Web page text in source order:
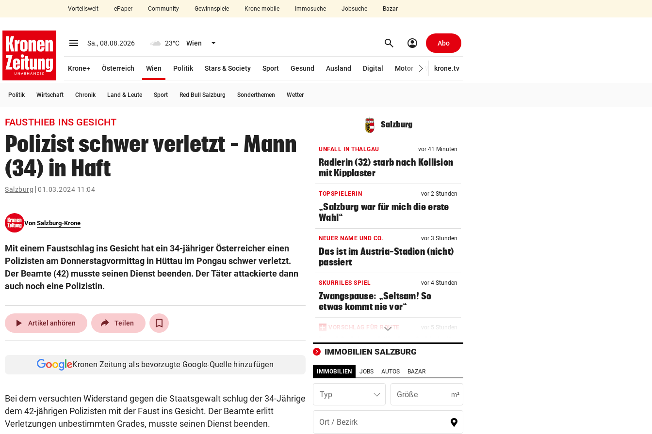
closeSchließen
account_circle Anmelden
arrow_right
bookmark
search
Suchbegriff
eingeben
© Krone Multimedia GmbH & Co KG 2026
Vorteilswelt ePaper Community Gewinnspiele Krone mobile Immosuche Jobsuche Bazar
menu Menü aufklappen
Sa., 08.08.2026 23°C Wien Menü aufklappen search Suchen
account_circle Abo
Krone+ Österreich Wien
Politik
Stars & Society Sport Gesund Ausland Digital Motor Wirtschaft
krone.tv
Politik Wirtschaft Chronik Land & Leute Sport Red Bull Salzburg Sonderthemen Wetter
FAUSTHIEB INS GESICHT
Polizist schwer verletzt – Mann
(34) in Haft
Salzburg 01.03.2024 11:04
Von Salzburg-Krone
Mit einem Faustschlag ins Gesicht hat ein 34-jähriger Österreicher einen
Polizisten am Donnerstagvormittag in Hüttau im Pongau schwer verletzt.
Der Beamte (42) musste seinen Dienst beenden. Der Täter attackierte dann
auch noch eine Polizistin.
play_arrow Artikel anhören Teilen
Kronen Zeitung als bevorzugte Google-Quelle hinzufügen
Bei dem versuchten Widerstand gegen die Staatsgewalt schlug der 34-Jährige
dem 42-jährigen Polizisten mit der Faust ins Gesicht. Der Beamte erlitt
Verletzungen unbestimmten Grades, musste seinen Dienst beenden.
Salzburg
UNFALL IN THALGAU vor 41 Minuten
Radlerin (32) starb nach Kollision
mit Kipplaster
TOPSPIELERIN vor 2 Stunden
„Salzburg war für mich die erste
Wahl“
NEUER NAME UND CO. vor 3 Stunden
Das ist im Austria-Stadion (nicht)
passiert
SKURRILES SPIEL vor 4 Stunden
Zwangspause: „Seltsam! So
etwas kommt nie vor“
VORSCHLAG FÜR ROUTE vor 5 Stunden
Land Salzburg hält dem S-Link die
Bahn frei
UNWETTER-SCHÄDEN vor 6 Stunden
Muren in Gastein: „Mit blauem
Auge davongekommen“
vor 13 Stunden
Ausschluss kostete Puch den Sieg
IMMOBILIEN SALZBURG
IMMOBILIEN JOBS AUTOS BAZAR
Typ m²